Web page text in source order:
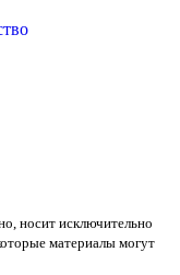
носит исключительно
материалы могут